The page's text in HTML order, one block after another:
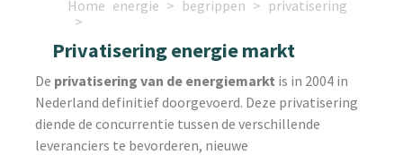
Home energie begrippen privatisering
Privatisering energie markt
De privatisering van de energiemarkt is in 2004 in
Nederland definitief doorgevoerd. Deze privatisering
diende de concurrentie tussen de verschillende
leveranciers te bevorderen, nieuwe